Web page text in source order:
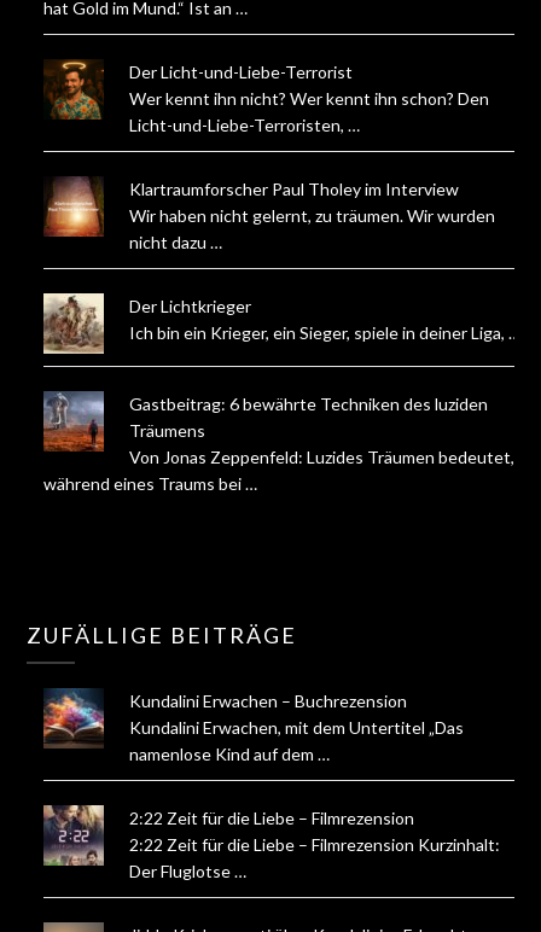
hat Gold im Mund.“ Ist an …
Der Licht-und-Liebe-Terrorist
Wer kennt ihn nicht? Wer kennt ihn schon? Den
Licht-und-Liebe-Terroristen, …
Klartraumforscher Paul Tholey im Interview
Wir haben nicht gelernt, zu träumen. Wir wurden
nicht dazu …
Der Lichtkrieger
Ich bin ein Krieger, ein Sieger, spiele in deiner Liga, …
Gastbeitrag: 6 bewährte Techniken des luziden
Träumens
Von Jonas Zeppenfeld: Luzides Träumen bedeutet,
während eines Traums bei …
ZUFÄLLIGE BEITRÄGE
Kundalini Erwachen – Buchrezension
Kundalini Erwachen, mit dem Untertitel „Das
namenlose Kind auf dem …
2:22 Zeit für die Liebe – Filmrezension
2:22 Zeit für die Liebe – Filmrezension Kurzinhalt:
Der Fluglotse …